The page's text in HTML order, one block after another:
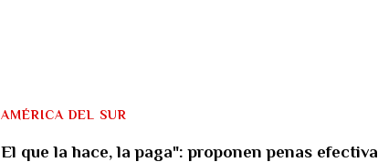
El que la hace, la paga": proponen penas
AMÉRICA DEL SUR